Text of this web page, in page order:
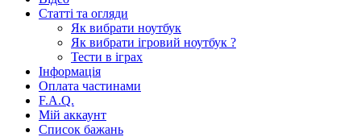
Статті та огляди
Як вибрати ноутбук
Як вибрати ігровий ноутбук ?
Тести в іграх
Інформація
Оплата частинами
F.A.Q.
Мій аккаунт
Список бажань